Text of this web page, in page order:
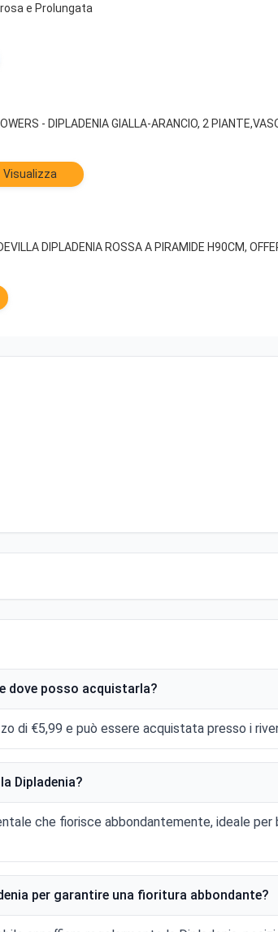
e Prolungata
- DIPLADENIA GIALLA-ARANCIO, 2
Visualizza
DIPLADENIA ROSSA A PIRAMIDE H90CM,
dove posso acquistarla?
di €5,99 e può essere acquistata presso i
Dipladenia?
che fiorisce abbondantemente, ideale
per garantire una fioritura abbondante?